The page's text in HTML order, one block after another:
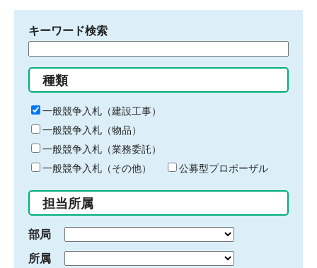
キーワード検索
る
キ
ー
ワ
ー
ド
入
力
種類
一般競争入札（建設工事）
一般競争入札（物品）
一般競争入札（業務委託）
一般競争入札（その他）
公募型プロポーザル
担当所属
部局
所属